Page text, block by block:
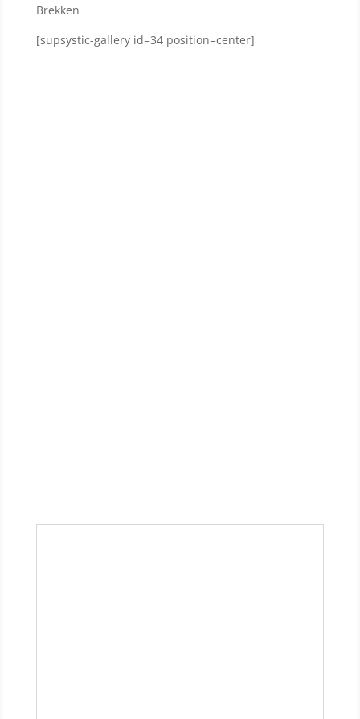
Brekken
[supsystic-gallery id=34 position=center]